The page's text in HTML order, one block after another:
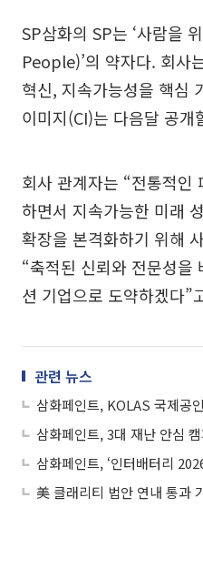
SP삼화의 SP는 ‘사람을
People)’의 약자다. 회사
혁신, 지속가능성을 핵심
이미지(CI)는 다음달 공개
회사 관계자는 “전통적인
하면서 지속가능한 미래
확장을 본격화하기 위해
“축적된 신뢰와 전문성을
션 기업으로 도약하겠다”
관련 뉴스